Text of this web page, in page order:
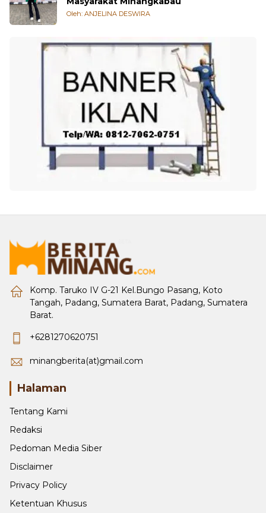
Oleh: ANJELINA DESWIRA
Komp. Taruko IV G-21 Kel.Bungo Pasang, Koto
Tangah, Padang, Sumatera Barat, Padang, Sumatera
Barat.
+6281270620751
minangberita(at)gmail.com
Halaman
Tentang Kami
Redaksi
Pedoman Media Siber
Disclaimer
Privacy Policy
Ketentuan Khusus